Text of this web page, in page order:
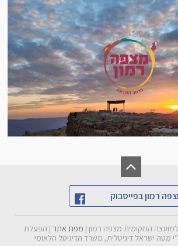
רמון בפייסבוק
למועצה המקומית מצפה רמון | מפת אתר | הפעלת
מטה ישראל דיגיטלית, משרד הדיגיטל הלאומי